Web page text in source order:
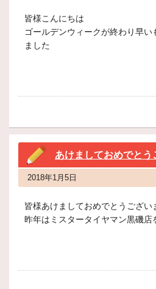
皆様こんにちは
ゴールデンウィークが終わり早
ました
あけましておめでとう
2018年1月5日
皆様あけましておめでとうござい
昨年はミスタータイヤマン黒磯店